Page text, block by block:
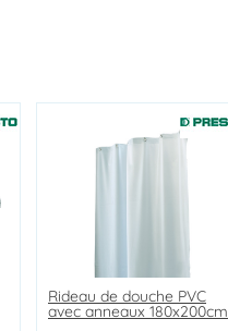
Rideau de douche PVC
avec anneaux 180x200cm